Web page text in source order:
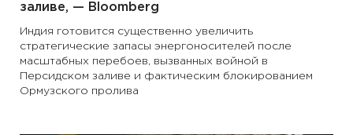
заливе, — Bloomberg
Индия готовится существенно увеличить
стратегические запасы энергоносителей после
масштабных перебоев, вызванных войной в
Персидском заливе и фактическим блокированием
Ормузского пролива